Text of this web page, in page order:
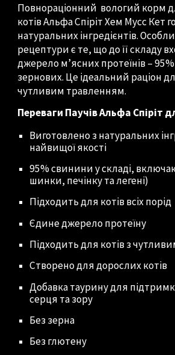
Повнораціонний вологий корм
котів Альфа Спіріт Хем Мусс Кет
натуральних інгредієнтів.
рецептури є те, що до її складу
джерело м’ясних протеїнів –
зернових. Це ідеальний раціон
чутливим травленням.
Переваги Паучів Альфа Спіріт
Виготовлено з натуральних
найвищої якості
95% свинини у складі,
шинки, печінку та легені)
Підходить для котів всіх порід
Єдине джерело протеїну
Підходить для котів з
Створено для дорослих котів
Добавка таурину для
серця та зору
Без зерна
Без глютену